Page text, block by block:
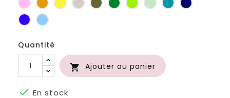
d'or
bouteille
d'eau
Bleu
roi
Bleu
Quantité
 Ajouter au panier
 En stock